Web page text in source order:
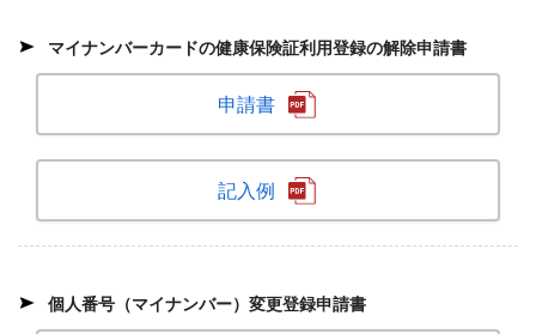
マイナンバーカードの健康保険証利用登録の解除申請書
申請書
記入例
個人番号（マイナンバー）変更登録申請書